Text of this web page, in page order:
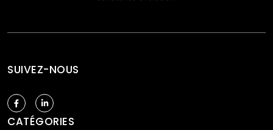
SUIVEZ-NOUS
CATÉGORIES